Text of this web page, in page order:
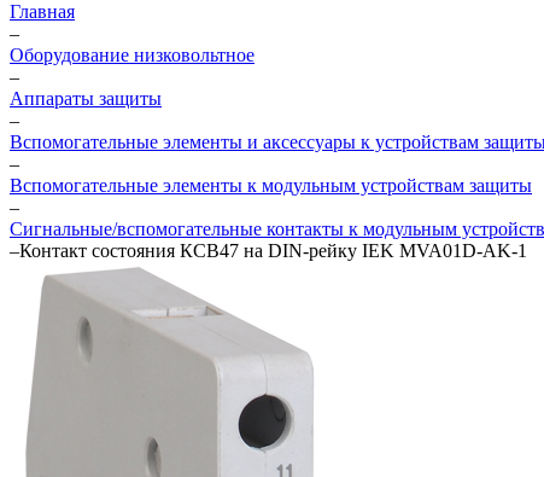
Главная
–
Оборудование низковольтное
–
Аппараты защиты
–
Вспомогательные элементы и аксессуары к устройствам
–
Вспомогательные элементы к модульным устройствам защиты
–
Сигнальные/вспомогательные контакты к модульным
–Контакт состояния КСВ47 на DIN-рейку IEK MVA01D-AK-1